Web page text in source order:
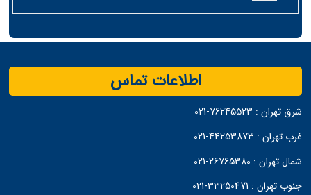
اطلاعات تماس
شرق تهران : 76245523-021
غرب تهران : 44253873-021
شمال تهران :
جنوب تهران : 33250471-021